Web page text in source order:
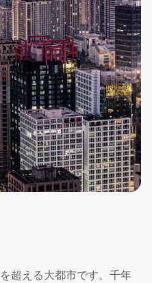
超える大都市です。千年